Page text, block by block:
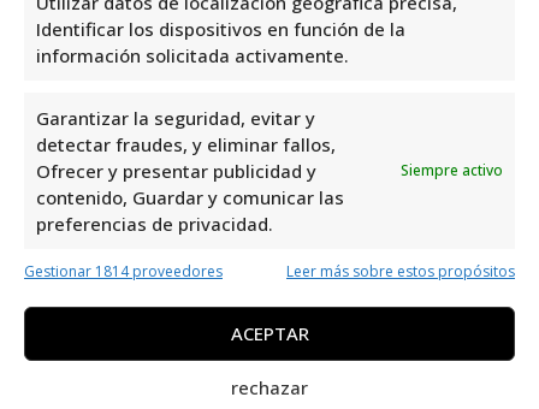
Identificar los dispositivos en función de la
información solicitada activamente.
Garantizar la seguridad, evitar y
detectar fraudes, y eliminar fallos,
Ofrecer y presentar publicidad y
contenido, Guardar y comunicar las
preferencias de privacidad.
Siempre activo
Gestionar 1814 proveedores Leer más sobre estos propósitos
ACEPTAR
rechazar
sobre Gold Talent
referente en Consultoría de Recursos
Humanos, con una valoración perfecta de
5,0 basada en 4 reseñas. Su compromiso con
la excelencia y la satisfacción del cliente es
evidente en cada interacción. Su equipo
garantiza un servicio de calidad y
personalizado. Sin duda, Gold Talent es la
elección ideal para cualquier empresa que